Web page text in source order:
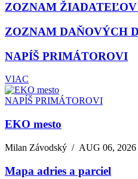
ZOZNAM
ZOZNAM DAŇOVÝCH
NAPÍŠ PRIMÁTOROVI
VIAC
NAPÍŠ PRIMÁTOROVI
EKO mesto
Milan Závodský /AUG 06, 2026
Mapa adries a parciel